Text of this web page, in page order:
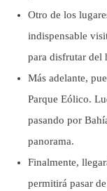
Otro de los
indispensable
para disfrutar del
Más adelante,
Parque Eólico.
pasando por
panorama.
Finalmente,
permitirá pasar